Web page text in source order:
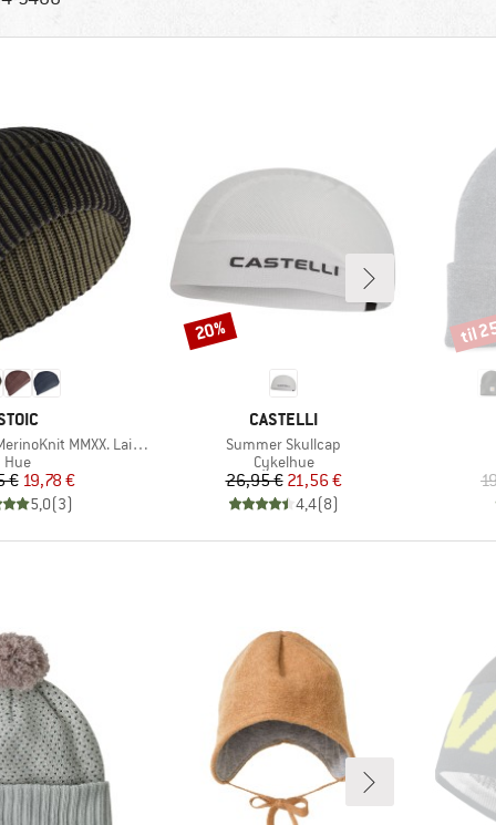
MMXX. Laisdalen Beanie
Produktgruppe
Hue
Pris
€Nedsat pris
19,78 €
5,0(3)
MÆRKE
CASTELLI
Artikel
Summer Skullcap
Produktgruppe
Cykelhue
Pris
26,95 €Nedsat pris
21,56 €
4,4(8)
Rabat
20% Rabat
til